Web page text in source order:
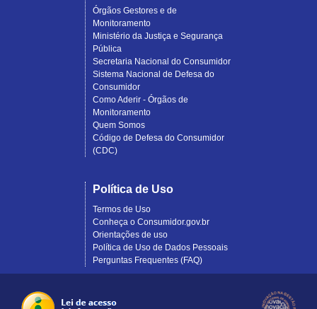
Órgãos Gestores e de
Monitoramento
Ministério da Justiça e Segurança
Pública
Secretaria Nacional do Consumidor
Sistema Nacional de Defesa do
Consumidor
Como Aderir - Órgãos de
Monitoramento
Quem Somos
Código de Defesa do Consumidor
(CDC)
Política de Uso
Termos de Uso
Conheça o Consumidor.gov.br
Orientações de uso
Política de Uso de Dados Pessoais
Perguntas Frequentes (FAQ)